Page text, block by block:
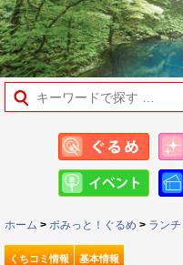
ホーム > ポみっと！ぐるめ > ランチ
くちコミ情報 基本情報